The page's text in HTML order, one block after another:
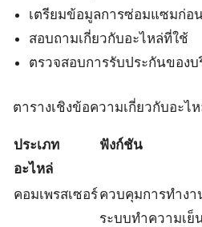
เตรียมข้อมูลการซ่อมแซมก่อ
สอบถามเกี่ยวกับอะไหล่ที่ใช้
ตรวจสอบการรับประกันของบ
ตารางเชิงข้อความเกี่ยวกับอะ
ประเภท
อะไหล่
ฟังก์ชัน
คอมเพรสเซอร์ควบคุมการทำงา
ระบบทำความเย็